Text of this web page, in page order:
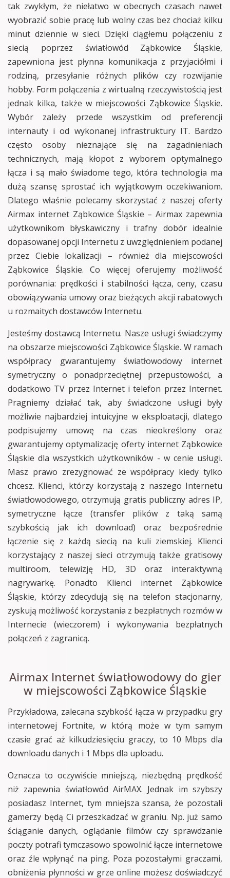
tak zwykłym, że niełatwo w obecnych czasach nawet
wyobrazić sobie pracę lub wolny czas bez chociaż kilku
minut dziennie w sieci. Dzięki ciągłemu połączeniu z
siecią poprzez światłowód Ząbkowice Śląskie,
zapewniona jest płynna komunikacja z przyjaciółmi i
rodziną, przesyłanie różnych plików czy rozwijanie
hobby. Form połączenia z wirtualną rzeczywistością jest
jednak kilka, także w miejscowości Ząbkowice Śląskie.
Wybór zależy przede wszystkim od preferencji
internauty i od wykonanej infrastruktury IT. Bardzo
często osoby nieznające się na zagadnieniach
technicznych, mają kłopot z wyborem optymalnego
łącza i są mało świadome tego, która technologia ma
dużą szansę sprostać ich wyjątkowym oczekiwaniom.
Dlatego właśnie polecamy skorzystać z naszej oferty
Airmax internet Ząbkowice Śląskie – Airmax zapewnia
użytkownikom błyskawiczny i trafny dobór idealnie
dopasowanej opcji Internetu z uwzględnieniem podanej
przez Ciebie lokalizacji – również dla miejscowości
Ząbkowice Śląskie. Co więcej oferujemy możliwość
porównania: prędkości i stabilności łącza, ceny, czasu
obowiązywania umowy oraz bieżących akcji rabatowych
u rozmaitych dostawców Internetu.
Jesteśmy dostawcą Internetu. Nasze usługi świadczymy
na obszarze miejscowości Ząbkowice Śląskie. W ramach
współpracy gwarantujemy światłowodowy internet
symetryczny o ponadprzeciętnej przepustowości, a
dodatkowo TV przez Internet i telefon przez Internet.
Pragniemy działać tak, aby świadczone usługi były
możliwie najbardziej intuicyjne w eksploatacji, dlatego
podpisujemy umowę na czas nieokreślony oraz
gwarantujemy optymalizację oferty internet Ząbkowice
Śląskie dla wszystkich użytkowników - w cenie usługi.
Masz prawo zrezygnować ze współpracy kiedy tylko
chcesz. Klienci, którzy korzystają z naszego Internetu
światłowodowego, otrzymują gratis publiczny adres IP,
symetryczne łącze (transfer plików z taką samą
szybkością jak ich download) oraz bezpośrednie
łączenie się z każdą siecią na kuli ziemskiej. Klienci
korzystający z naszej sieci otrzymują także gratisowy
multiroom, telewizję HD, 3D oraz interaktywną
nagrywarkę. Ponadto Klienci internet Ząbkowice
Śląskie, którzy zdecydują się na telefon stacjonarny,
zyskują możliwość korzystania z bezpłatnych rozmów w
Internecie (wieczorem) i wykonywania bezpłatnych
połączeń z zagranicą.
Airmax Internet światłowodowy do gier
w miejscowości Ząbkowice Śląskie
Przykładowa, zalecana szybkość łącza w przypadku gry
internetowej Fortnite, w którą może w tym samym
czasie grać aż kilkudziesięciu graczy, to 10 Mbps dla
downloadu danych i 1 Mbps dla uploadu.
Oznacza to oczywiście mniejszą, niezbędną prędkość
niż zapewnia światłowód AirMAX. Jednak im szybszy
posiadasz Internet, tym mniejsza szansa, że pozostali
gamerzy będą Ci przeszkadzać w graniu. Np. już samo
ściąganie danych, oglądanie filmów czy sprawdzanie
poczty potrafi tymczasowo spowolnić łącze internetowe
oraz źle wpłynąć na ping. Poza pozostałymi graczami,
obniżenia płynności w grze online możesz doświadczyć